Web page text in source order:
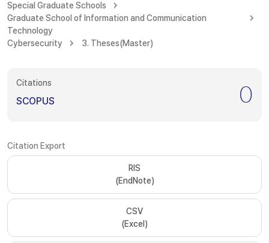
Special Graduate Schools
Graduate School of Information and Communication
Technology
Cybersecurity
3. Theses(Master)
Citations
SCOPUS 0
Citation Export
RIS
(EndNote)
CSV
(Excel)